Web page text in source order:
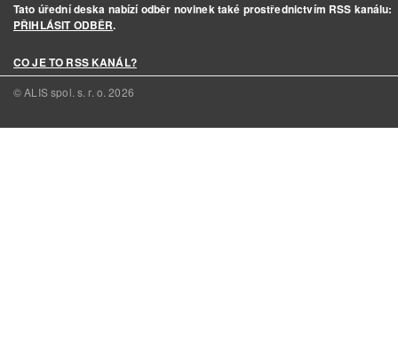
Tato úřední deska nabízí odběr novinek také prostřednictvím RSS kanálu:
PŘIHLÁSIT ODBĚR.
CO JE TO RSS KANÁL?
© ALIS spol. s. r. o.2026